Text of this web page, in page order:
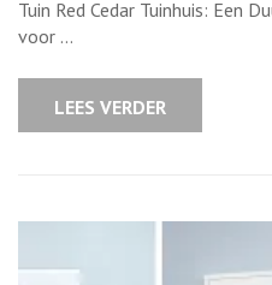
Tuin Red Cedar Tuinhuis: Een
voor …
LEES VERDER